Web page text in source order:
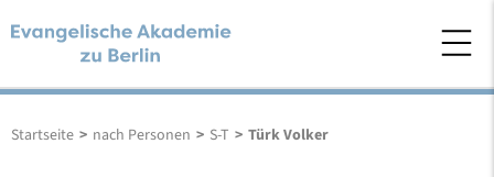
Startseite > nach Personen > S-T > Türk Volker